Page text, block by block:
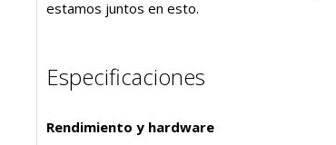
estamos juntos en esto.
Especificaciones
Rendimiento y hardware